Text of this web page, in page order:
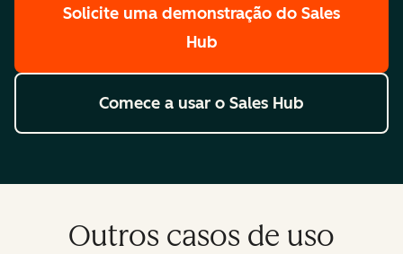
Solicite uma demonstração do Sales
Hub
Comece a usar o Sales Hub
Outros casos de uso